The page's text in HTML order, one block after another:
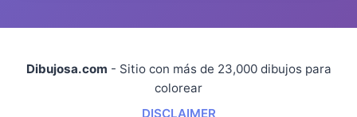
Dibujosa.com - Sitio con más de 23,000 dibujos para
colorear
DISCLAIMER